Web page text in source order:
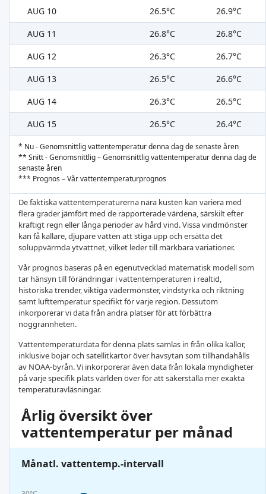
AUG 10 26.5°C
26.9°C
AUG 11
26.8°C
26.8°C
AUG 12
26.3°C
26.7°C
AUG 13
26.5°C
26.6°C
AUG 14
26.3°C
26.5°C
AUG 15
26.5°C 26.4°C
* Nu - Genomsnittlig vattentemperatur denna dag de senaste åren
** Snitt - Genomsnittlig – Genomsnittlig vattentemperatur denna dag de
senaste åren
*** Prognos – Vår vattentemperaturprognos
De faktiska vattentemperaturerna nära kusten kan variera med
flera grader jämfört med de rapporterade värdena, särskilt efter
kraftigt regn eller långa perioder av hård vind. Vissa vindmönster
kan få kallare, djupare vatten att stiga upp och ersätta det
soluppvärmda ytvattnet, vilket leder till märkbara variationer.
Vår prognos baseras på en egenutvecklad matematisk modell som
tar hänsyn till förändringar i vattentemperaturen i realtid,
historiska trender, viktiga vädermönster, vindstyrka och riktning
samt lufttemperatur specifikt för varje region. Dessutom
inkorporerar vi data från andra platser för att förbättra
noggrannheten.
Vattentemperaturdata för denna plats samlas in från olika källor,
inklusive bojar och satellitkartor över havsytan som tillhandahålls
av NOAA-byrån. Vi inkorporerar även data från lokala myndigheter
på varje specifik plats världen över för att säkerställa mer exakta
temperaturavläsningar.
Årlig översikt över
vattentemperatur per månad
Månatl. vattentemp.-intervall